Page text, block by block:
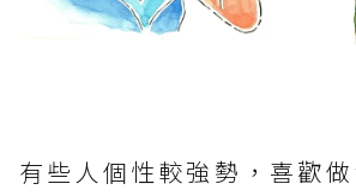
有些人個性較強勢，喜歡